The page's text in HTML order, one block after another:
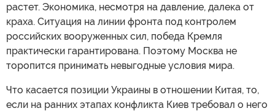
растет. Экономика, несмотря на давление, далека от
краха. Ситуация на линии фронта под контролем
российских вооруженных сил, победа Кремля
практически гарантирована. Поэтому Москва не
торопится принимать невыгодные условия мира.
Что касается позиции Украины в отношении Китая, то,
если на ранних этапах конфликта Киев требовал о него